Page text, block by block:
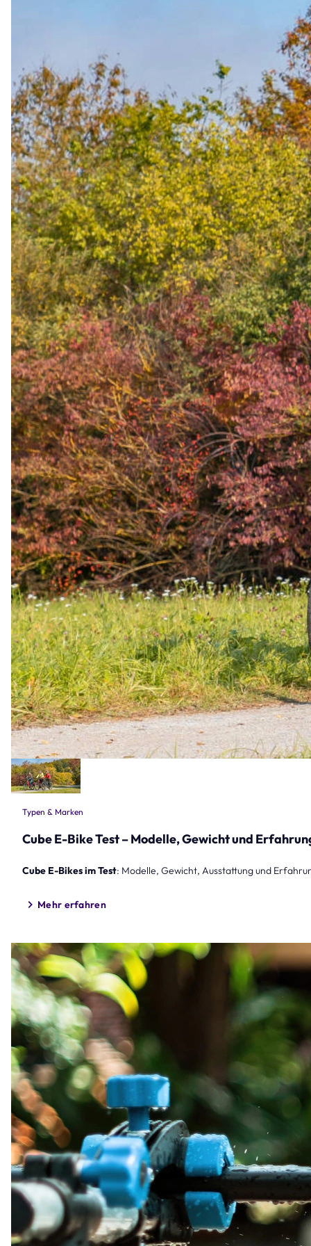
Typen & Marken
Cube E-Bike Test – Modelle, Gewicht und
Cube E-Bikes im Test: Modelle, Gewicht, Ausstattung und
Mehr erfahren